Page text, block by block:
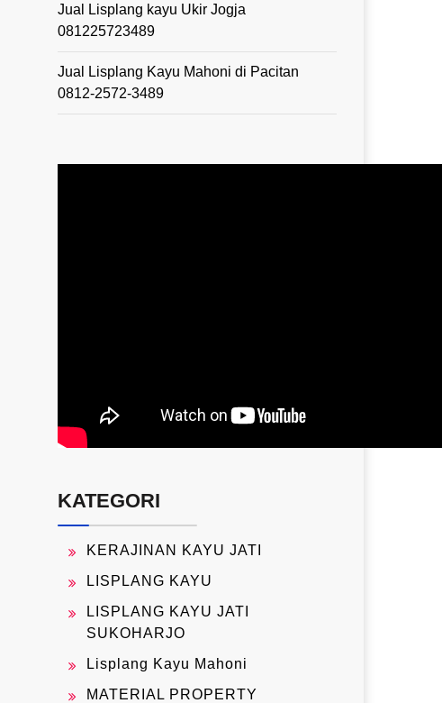
Jual Lisplang kayu Ukir Jogja
081225723489
Jual Lisplang Kayu Mahoni di Pacitan
0812-2572-3489
KATEGORI
KERAJINAN KAYU JATI
LISPLANG KAYU
LISPLANG KAYU JATI
SUKOHARJO
Lisplang Kayu Mahoni
MATERIAL PROPERTY